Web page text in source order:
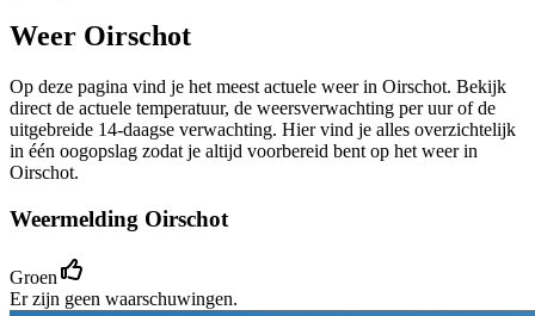
Weer Oirschot
Op deze pagina vind je het meest actuele weer in Oirschot. Bekijk
direct de actuele temperatuur, de weersverwachting per uur of de
uitgebreide 14-daagse verwachting. Hier vind je alles overzichtelijk
in één oogopslag zodat je altijd voorbereid bent op het weer in
Oirschot.
Weermelding Oirschot
Groen
Er zijn geen waarschuwingen.